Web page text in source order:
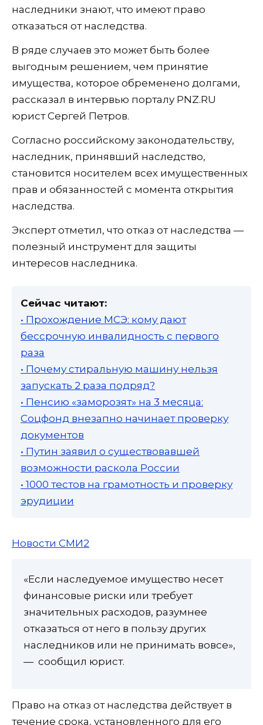
наследники знают, что имеют право
отказаться от наследства.
В ряде случаев это может быть более
выгодным решением, чем принятие
имущества, которое обременено долгами,
рассказал в интервью порталу PNZ.RU
юрист Сергей Петров.
Согласно российскому законодательству,
наследник, принявший наследство,
становится носителем всех имущественных
прав и обязанностей с момента открытия
наследства.
Эксперт отметил, что отказ от наследства —
полезный инструмент для защиты
интересов наследника.
Сейчас читают:
• Прохождение МСЭ: кому дают
бессрочную инвалидность с первого
раза
• Почему стиральную машину нельзя
запускать 2 раза подряд?
• Пенсию «заморозят» на 3 месяца:
Соцфонд внезапно начинает проверку
документов
• Путин заявил о существовавшей
возможности раскола России
• 1000 тестов на грамотность и проверку
эрудиции
Новости СМИ2
«Если наследуемое имущество несет
финансовые риски или требует
значительных расходов, разумнее
отказаться от него в пользу других
наследников или не принимать вовсе»,
— сообщил юрист.
Право на отказ от наследства действует в
течение срока, установленного для его